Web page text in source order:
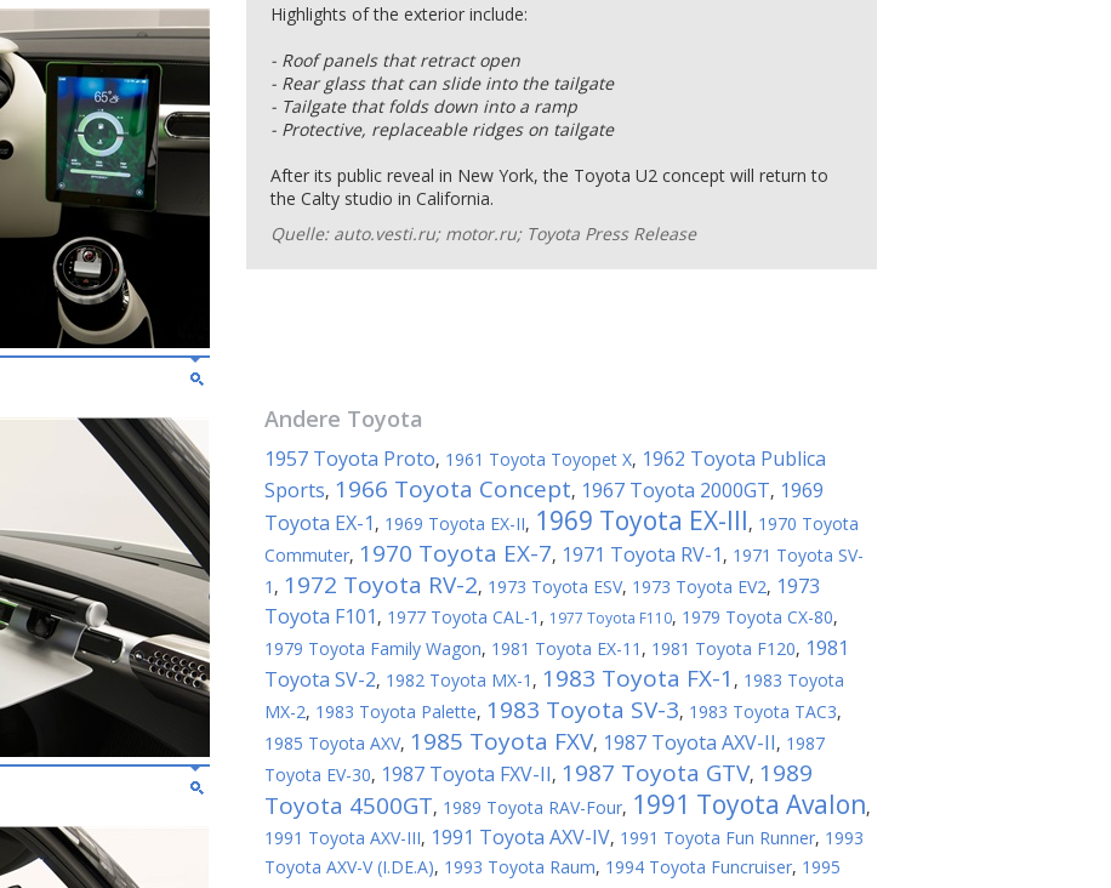
Highlights of the exterior include:
- Roof panels that retract open
- Rear glass that can slide into the tailgate
- Tailgate that folds down into a ramp
- Protective, replaceable ridges on tailgate
After its public reveal in New York, the Toyota U2 concept will return to
the Calty studio in California.
Quelle: auto.vesti.ru; motor.ru; Toyota Press Release
Andere Toyota
1957 Toyota Proto, 1961 Toyota Toyopet X, 1962 Toyota Publica
Sports, 1966 Toyota Concept, 1967 Toyota 2000GT, 1969
Toyota EX-1 , 1969 Toyota EX-II, 1969 Toyota EX-III, 1970 Toyota
Commuter, 1970 Toyota EX-7, 1971 Toyota RV-1 , 1971 Toyota SV-
1 , 1972 Toyota RV-2, 1973 Toyota ESV, 1973 Toyota EV2, 1973
Toyota F101 , 1977 Toyota CAL-1 , 1977 Toyota F110, 1979 Toyota CX-80,
1979 Toyota Family Wagon, 1981 Toyota EX-11 , 1981 Toyota F120, 1981
Toyota SV-2, 1982 Toyota MX-1 , 1983 Toyota FX-1 , 1983 Toyota
MX-2, 1983 Toyota Palette, 1983 Toyota SV-3, 1983 Toyota TAC3,
1985 Toyota AXV, 1985 Toyota FXV, 1987 Toyota AXV-II, 1987
Toyota EV-30, 1987 Toyota FXV-II, 1987 Toyota GTV, 1989
Toyota 4500GT, 1989 Toyota RAV-Four, 1991 Toyota Avalon,
1991 Toyota AXV-III, 1991 Toyota AXV-IV, 1991 Toyota Fun Runner, 1993
Toyota AXV-V (I.DE.A), 1993 Toyota Raum, 1994 Toyota Funcruiser, 1995